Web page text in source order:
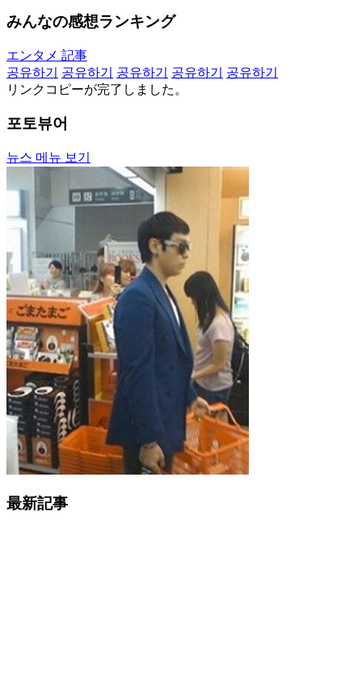
みんなの感想ランキング
エンタメ 記事
공유하기
공유하기 공유하기 공유하기
공유하기
リンクコピーが完了しました。
포토뷰어
뉴스 메뉴 보기
最新記事